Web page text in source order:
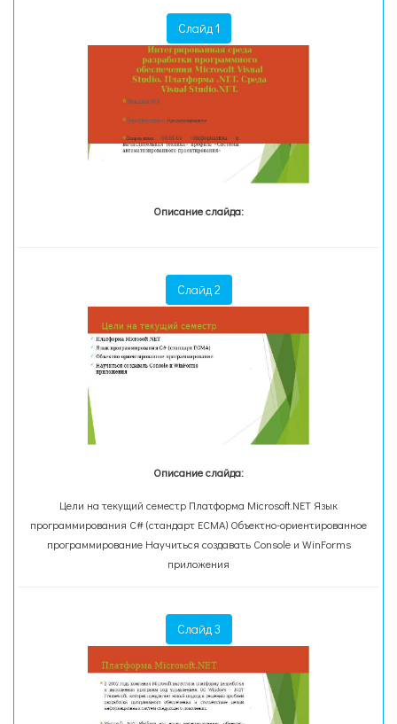
Слайд 1
Описание слайда:
Слайд 2
Описание слайда:
Цели на текущий семестр Платформа Microsoft.NET Язык
программирования С# (стандарт ECMA) Объектно-ориентированное
программирование Научиться создавать Console и WinForms
приложения
Слайд 3